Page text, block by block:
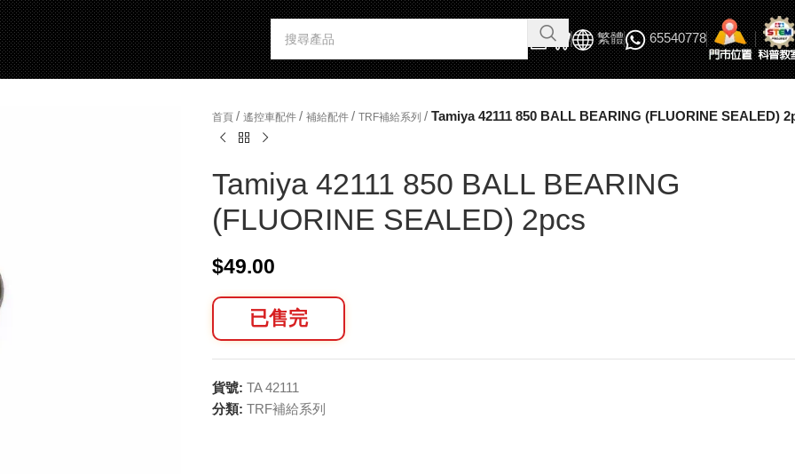
繁體 65540778
首頁 / 遙控車配件 / 補給配件 / TRF補給系列 / Tamiya 42111 850 BALL BEARING (FLUORINE SEALED)
Tamiya 42111 850 BALL BEARING
(FLUORINE SEALED) 2pcs
$49.00
已售完
貨號: TA 42111
分類: TRF補給系列